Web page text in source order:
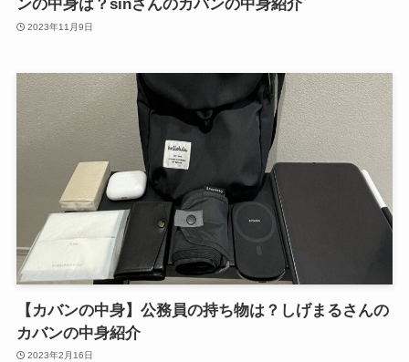
ンの中身は？sinさんのカバンの中身紹介
2023年11月9日
【カバンの中身】公務員の持ち物は？しげまるさんの
カバンの中身紹介
2023年2月16日